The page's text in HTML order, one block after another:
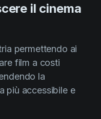
il cinema
permettendo ai
film a costi
la
più accessibile e